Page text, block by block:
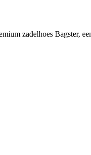
zadelhoes Bagster,